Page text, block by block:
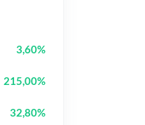
3,60%
215,00%
32,80%